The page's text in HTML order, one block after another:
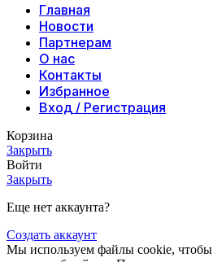
Главная
Новости
Партнерам
О нас
Контакты
Избранное
Вход / Регистрация
Корзина
Закрыть
Войти
Закрыть
Еще нет аккаунта?
Создать аккаунт
Мы используем файлы cookie, чтобы